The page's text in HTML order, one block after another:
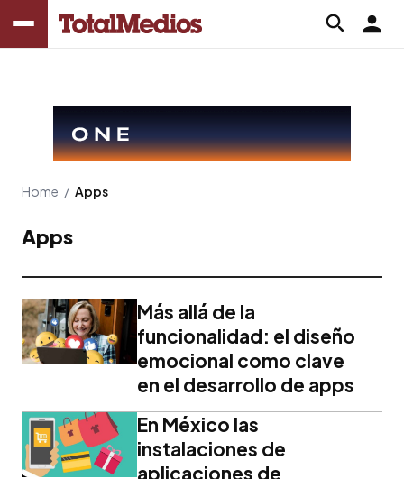
Home / Apps
Apps
Más allá de la
funcionalidad: el diseño
emocional como clave
en el desarrollo de apps
En México las
instalaciones de
aplicaciones de